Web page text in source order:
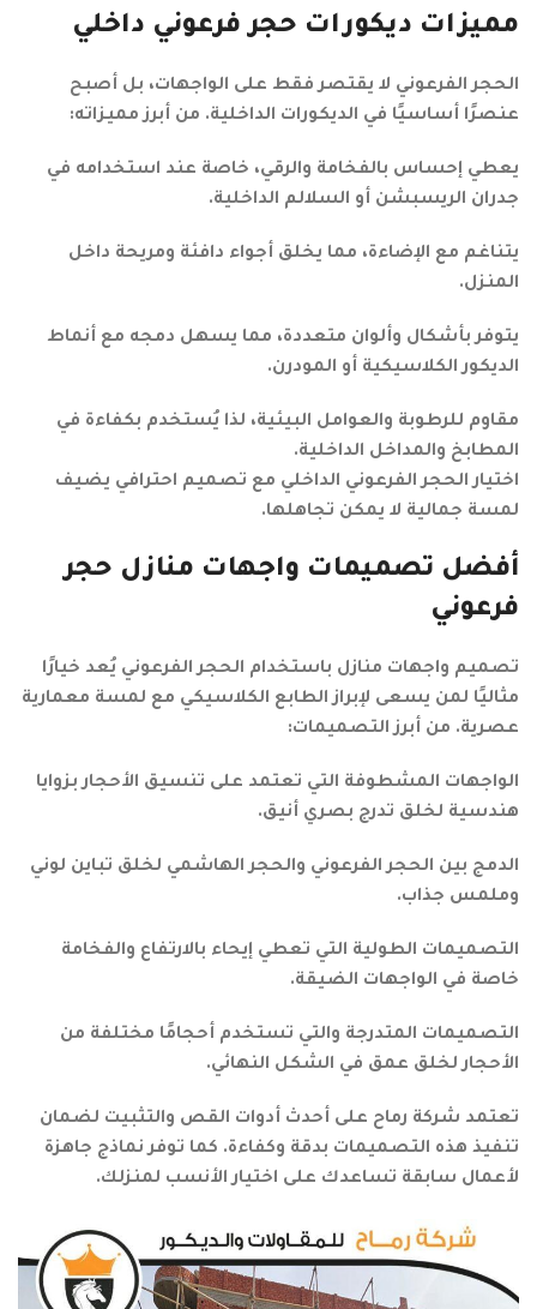
مميزات ديكورات حجر فرعوني داخلي
الحجر الفرعوني لا يقتصر فقط على الواجهات، بل أصبح
عنصرًا أساسيًا في الديكورات الداخلية. من أبرز مميزاته:
يعطي إحساس بالفخامة والرقي، خاصة عند استخدامه في
جدران الريسبشن أو السلالم الداخلية.
يتناغم مع الإضاءة، مما يخلق أجواء دافئة ومريحة داخل
المنزل.
يتوفر بأشكال وألوان متعددة، مما يسهل دمجه مع أنماط
الديكور الكلاسيكية أو المودرن.
مقاوم للرطوبة والعوامل البيئية، لذا يُستخدم بكفاءة في
المطابخ والمداخل الداخلية.
اختيار الحجر الفرعوني الداخلي مع تصميم احترافي يضيف
لمسة جمالية لا يمكن تجاهلها.
أفضل تصميمات واجهات منازل حجر
فرعوني
تصميم واجهات منازل باستخدام الحجر الفرعوني يُعد خيارًا
مثاليًا لمن يسعى لإبراز الطابع الكلاسيكي مع لمسة معمارية
عصرية. من أبرز التصميمات:
الواجهات المشطوفة التي تعتمد على تنسيق الأحجار بزوايا
هندسية لخلق تدرج بصري أنيق.
الدمج بين الحجر الفرعوني والحجر الهاشمي لخلق تباين لوني
وملمس جذاب.
التصميمات الطولية التي تعطي إيحاء بالارتفاع والفخامة
خاصة في الواجهات الضيقة.
التصميمات المتدرجة والتي تستخدم أحجامًا مختلفة من
الأحجار لخلق عمق في الشكل النهائي.
تعتمد شركة رماح على أحدث أدوات القص والتثبيت لضمان
تنفيذ هذه التصميمات بدقة وكفاءة. كما توفر نماذج جاهزة
لأعمال سابقة تساعدك على اختيار الأنسب لمنزلك.